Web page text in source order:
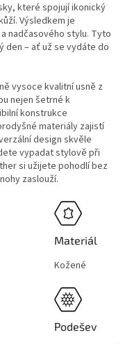
které spojují ikonický
Výsledkem je
nadčasového stylu. Tyto
den – ať už se vydáte do
vysoce kvalitní usně z
nejen šetrné k
konstrukce
materiály zajistí
design skvěle
vypadat stylově při
si užijete pohodlí bez
zaslouží.
Materiál
Kožené
Podešev